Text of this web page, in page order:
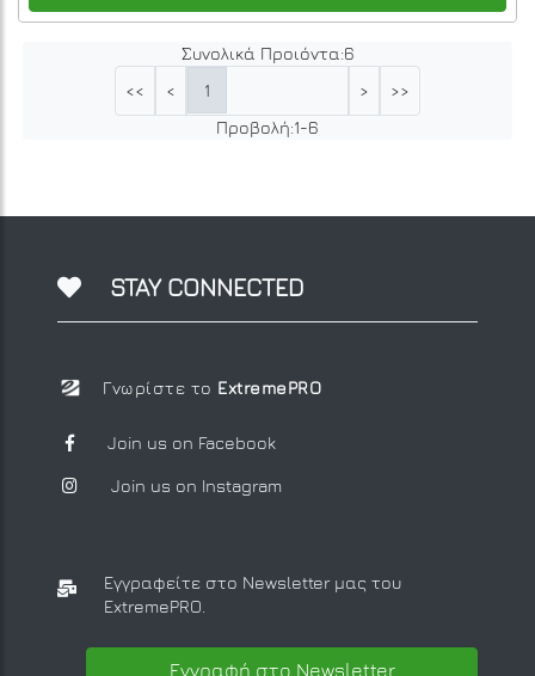
Συνολικά Προιόντα:6
<<
< 1 >
>>
Προβολή:1-6
STAY CONNECTED
Γνωρίστε το ExtremePRO
Join us on Facebook
Join us on Instagram
Εγγραφείτε στο Newsletter μας του
ExtremePRO.
Εγγραφή στο Newsletter